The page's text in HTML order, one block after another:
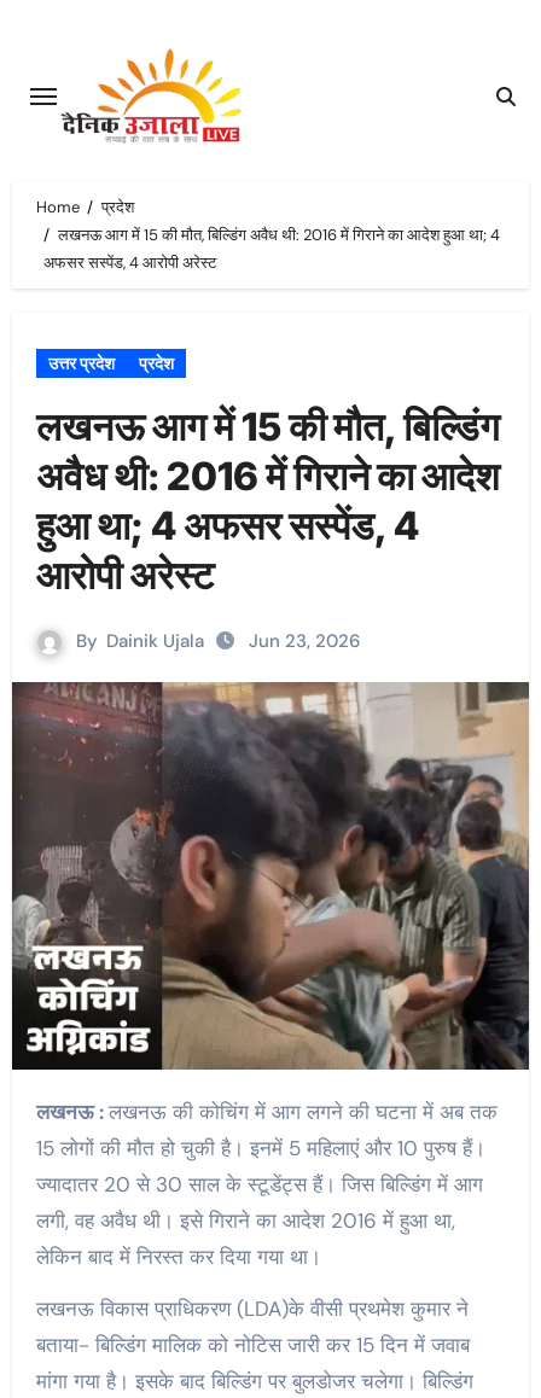
content
Home
प्रदेश
लखनऊ आग में 15 की मौत, बिल्डिंग अवैध थी: 2016 में गिराने का आदेश हुआ था; 4
अफसर सस्पेंड, 4 आरोपी अरेस्ट
उत्तर प्रदेश प्रदेश
लखनऊ आग में 15 की मौत, बिल्डिंग
अवैध थी: 2016 में गिराने का आदेश
हुआ था; 4 अफसर सस्पेंड, 4
आरोपी अरेस्ट
By Dainik Ujala Jun 23, 2026
लखनऊ :लखनऊ की कोचिंग में आग लगने की घटना में अब तक
15 लोगों की मौत हो चुकी है। इनमें 5 महिलाएं और 10 पुरुष हैं।
ज्यादातर 20 से 30 साल के स्टूडेंट्स हैं। जिस बिल्डिंग में आग
लगी, वह अवैध थी। इसे गिराने का आदेश 2016 में हुआ था,
लेकिन बाद में निरस्त कर दिया गया था।
लखनऊ विकास प्राधिकरण (LDA)के वीसी प्रथमेश कुमार ने
बताया- बिल्डिंग मालिक को नोटिस जारी कर 15 दिन में जवाब
मांगा गया है। इसके बाद बिल्डिंग पर बुलडोजर चलेगा। बिल्डिंग